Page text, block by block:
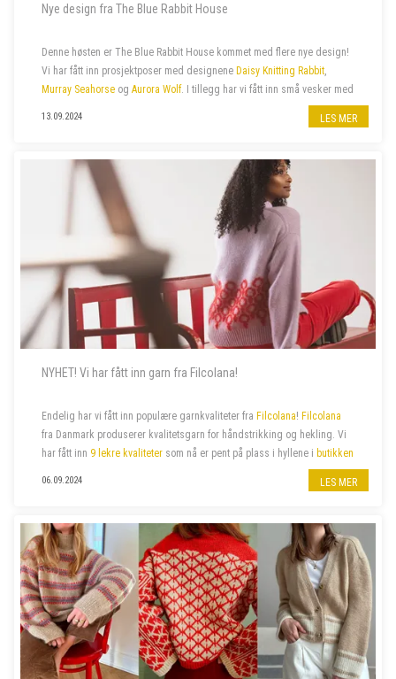
Nye design fra The Blue Rabbit House
Denne høsten er The Blue Rabbit House kommet med flere nye design!
Vi har fått inn prosjektposer med designene Daisy Knitting Rabbit,
Murray Seahorse og Aurora Wolf. I tillegg har vi fått inn små vesker med
13.09.2024 LES MER
NYHET! Vi har fått inn garn fra Filcolana!
Endelig har vi fått inn populære garnkvaliteter fra Filcolana! Filcolana
fra Danmark produserer kvalitetsgarn for håndstrikking og hekling. Vi
har fått inn 9 lekre kvaliteter som nå er pent på plass i hyllene i butikken
06.09.2024 LES MER